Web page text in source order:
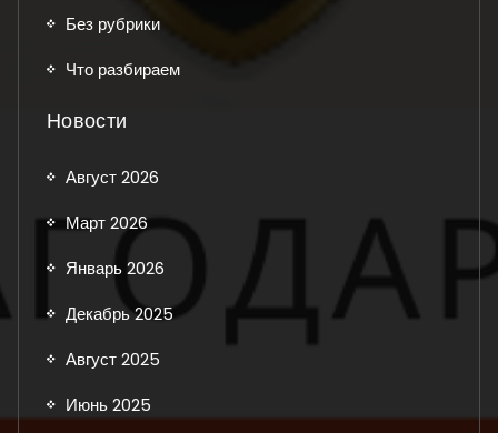
Без рубрики
Что разбираем
Новости
Август 2026
Март 2026
Январь 2026
Декабрь 2025
Август 2025
Июнь 2025